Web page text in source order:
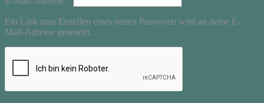
Ein Link zum Erstellen eines neuen Passworts wird an deine E-
Mail-Adresse gesendet.